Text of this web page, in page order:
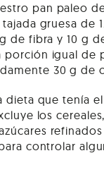
pan paleo
gruesa de
de fibra y 10 g
porción igual de
30 g de
dieta que tenía
los
controlar